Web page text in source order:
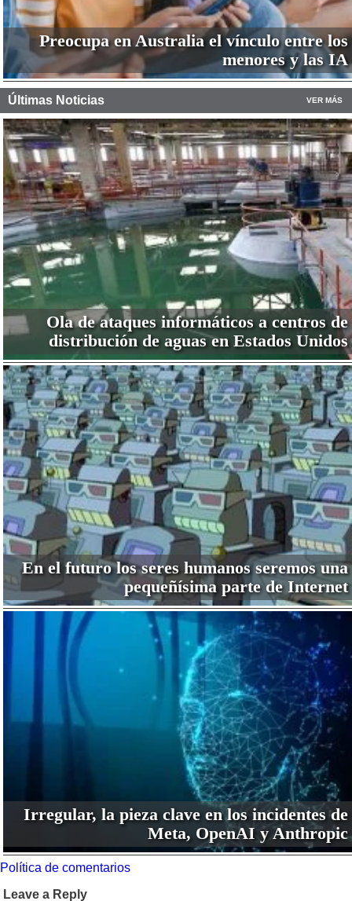
Preocupa en Australia el vínculo entre los
menores y las IA
Últimas Noticias VER MÁS
Ola de ataques informáticos a centros de
distribución de aguas en Estados Unidos
En el futuro los seres humanos seremos una
pequeñísima parte de Internet
Irregular, la pieza clave en los incidentes de
Meta, OpenAI y Anthropic
Política de comentarios
Leave a Reply